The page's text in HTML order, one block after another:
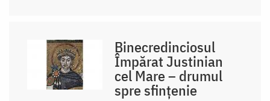
Binecredinciosul
Împărat Justinian
cel Mare – drumul
spre sfințenie